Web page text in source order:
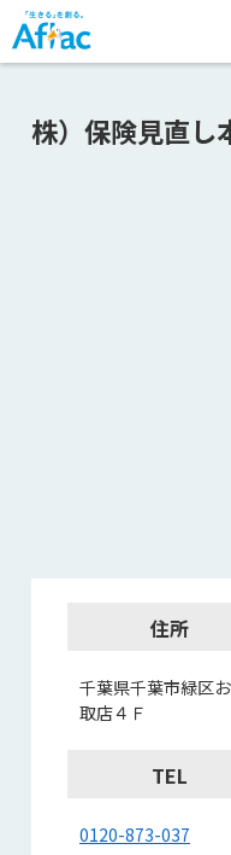
株）保険見直し
住所
千葉県千葉市緑区
取店４Ｆ
TEL
0120-873-037